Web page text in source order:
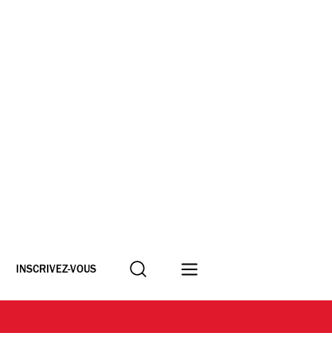
INSCRIVEZ-VOUS Recherche